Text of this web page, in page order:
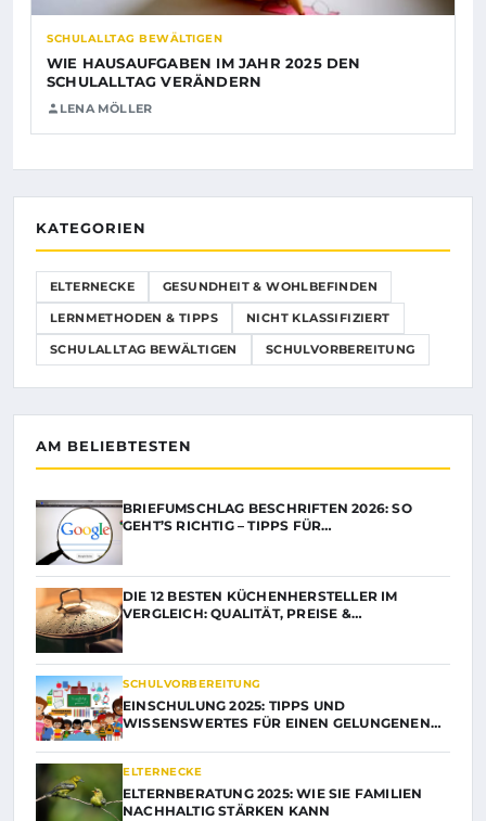
SCHULALLTAG BEWÄLTIGEN
WIE HAUSAUFGABEN IM JAHR 2025 DEN
SCHULALLTAG VERÄNDERN
LENA MÖLLER
KATEGORIEN
ELTERNECKE GESUNDHEIT & WOHLBEFINDEN
LERNMETHODEN & TIPPS NICHT KLASSIFIZIERT
SCHULALLTAG BEWÄLTIGEN SCHULVORBEREITUNG
AM BELIEBTESTEN
BRIEFUMSCHLAG BESCHRIFTEN 2026: SO
GEHT’S RICHTIG – TIPPS FÜR…
DIE 12 BESTEN KÜCHENHERSTELLER IM
VERGLEICH: QUALITÄT, PREISE &…
SCHULVORBEREITUNG
EINSCHULUNG 2025: TIPPS UND
WISSENSWERTES FÜR EINEN GELUNGENEN…
ELTERNECKE
ELTERNBERATUNG 2025: WIE SIE FAMILIEN
NACHHALTIG STÄRKEN KANN